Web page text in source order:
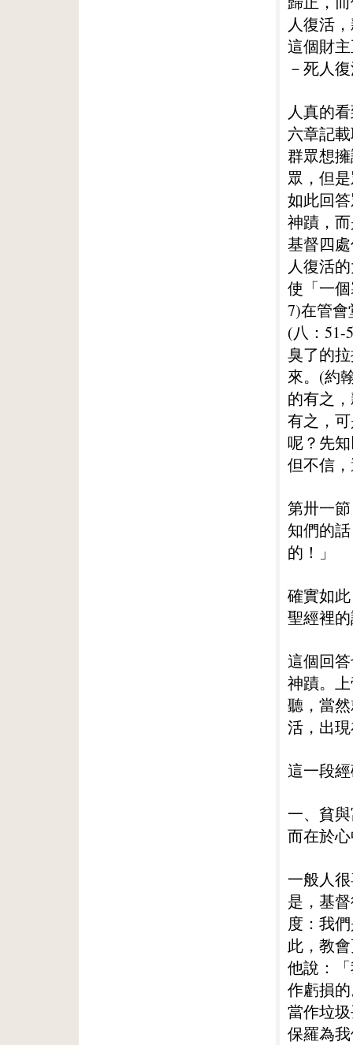
人復活
這個財
－死人
人真的
六章記
群眾想
眾，但
如此回
神蹟，
基督四
人復活
使「一
7)在管
(八：51-
臭了的
來。(約
的有之
有之，
呢？先
但不信
第卅一
知們的
的！」
確實如
聖經裡
這個回
神蹟。
聽，當
活，出
這一段
一、貧
而在於
一般人
是，基
度：我
此，教
他說：
作虧損
當作垃
保羅為